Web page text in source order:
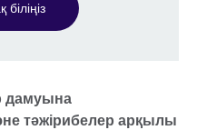
дамуына
тәжірибелер арқылы